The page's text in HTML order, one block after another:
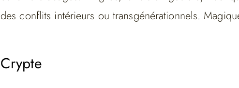
des conflits intérieurs ou transgénérationnels.
Crypte